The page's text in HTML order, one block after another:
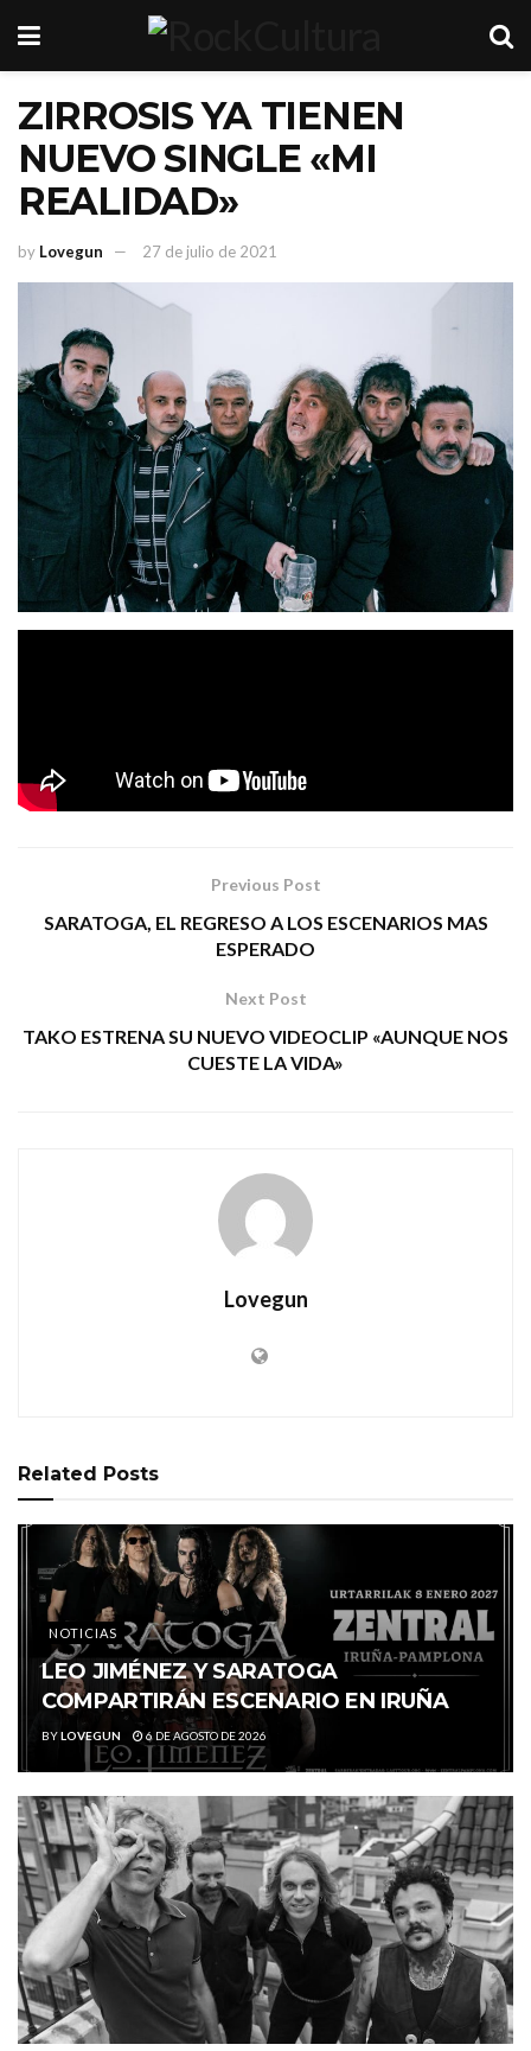
ZIRROSIS YA TIENEN
NUEVO SINGLE «MI
REALIDAD»
by Lovegun 27 de julio de 2021
Tags: mi realidad punk ZIRROSIS
Previous Post
SARATOGA, EL REGRESO A LOS ESCENARIOS MAS
ESPERADO
Next Post
TAKO ESTRENA SU NUEVO VIDEOCLIP «AUNQUE NOS
CUESTE LA VIDA»
Lovegun
Related Posts
NOTICIAS
LEO JIMÉNEZ Y SARATOGA
COMPARTIRÁN ESCENARIO EN IRUÑA
BYLOVEGUN 6 DE AGOSTO DE 2026